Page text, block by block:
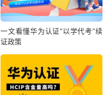
一文看懂华为认证“以学代考”续
证政策